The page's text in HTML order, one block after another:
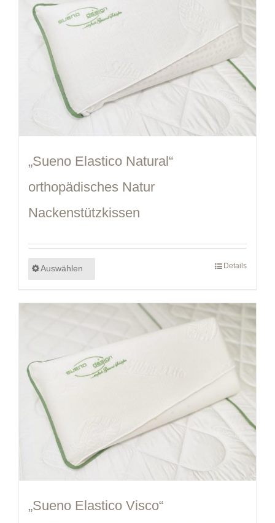
„Sueno Elastico Natural“
orthopädisches Natur
Nackenstützkissen
Auswählen Details
„Sueno Elastico Visco“